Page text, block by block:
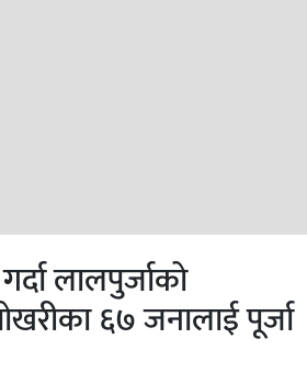
लालपुर्जाको
६७ जनालाई पूर्जा